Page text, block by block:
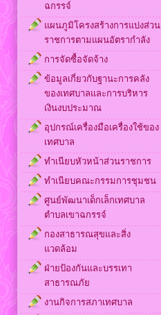
ฉกรรจ์
แผนภูมิโครงสร้างการแบ่งส่วน
ราชการตามแผนอัตรากำลัง
การจัดซื้อจัดจ้าง
ข้อมูลเกี่ยวกับฐานะการคลัง
ของเทศบาลและการบริหาร
เงินงบประมาณ
อุปกรณ์เครื่องมือเครื่องใช้ของ
เทศบาล
ทำเนียบหัวหน้าส่วนราชการ
ทำเนียบคณะกรรมการชุมชน
ศูนย์พัฒนาเด็กเล็กเทศบาล
ตำบลเขาฉกรรจ์
กองสาธารณสุขและสิ่ง
แวดล้อม
ฝ่ายป้องกันและบรรเทา
สาธารณภัย
งานกิจการสภาเทศบาล